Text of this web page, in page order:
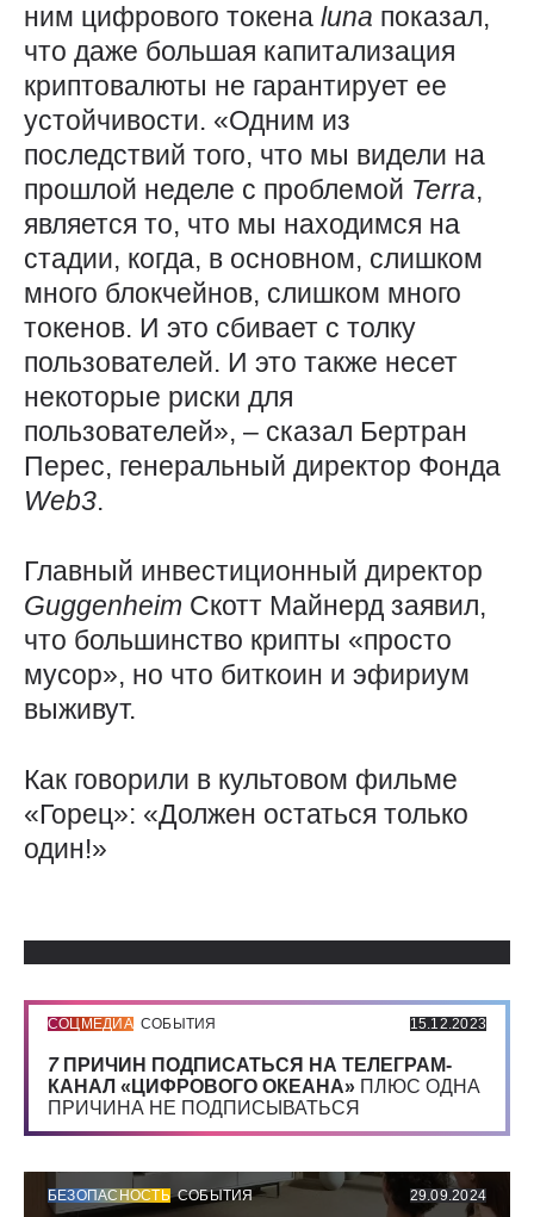
ним цифрового токена luna показал,
что даже большая капитализация
криптовалюты не гарантирует ее
устойчивости. «Одним из
последствий того, что мы видели на
прошлой неделе с проблемой Terra,
является то, что мы находимся на
стадии, когда, в основном, слишком
много блокчейнов, слишком много
токенов. И это сбивает с толку
пользователей. И это также несет
некоторые риски для
пользователей», – сказал Бертран
Перес, генеральный директор Фонда
Web3.
Главный инвестиционный директор
Guggenheim Скотт Майнерд заявил,
что большинство крипты «просто
мусор», но что биткоин и эфириум
выживут.
Как говорили в культовом фильме
«Горец»: «Должен остаться только
один!»
СОЦМЕДИА СОБЫТИЯ 15.12.2023
7 ПРИЧИН ПОДПИСАТЬСЯ НА ТЕЛЕГРАМ-
КАНАЛ «ЦИФРОВОГО ОКЕАНА» ПЛЮС ОДНА
ПРИЧИНА НЕ ПОДПИСЫВАТЬСЯ
БЕЗОПАСНОСТЬ СОБЫТИЯ 29.09.2024